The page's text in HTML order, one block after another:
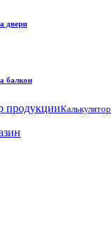
двери
балкон
Калькулятор